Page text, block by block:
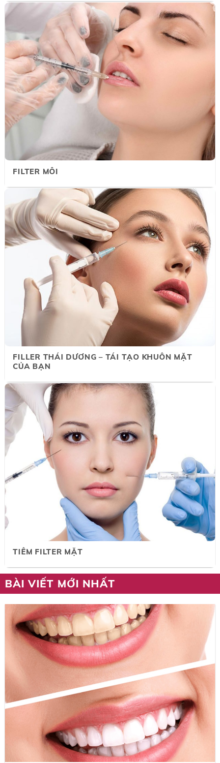
FILTER MÔI
FILLER THÁI DƯƠNG – TÁI TẠO KHUÔN MẶT
CỦA BẠN
TIÊM FILTER MẶT
BÀI VIẾT MỚI NHẤT